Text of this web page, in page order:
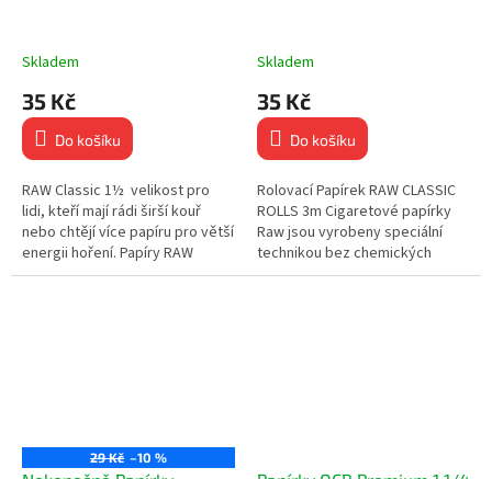
Skladem
35 Kč
Do košíku
RAW Classic 1½ velikost pro
lidi, kteří mají rádi širší kouř
nebo chtějí více papíru pro větší
energii hoření. Papíry RAW
Classic 1½ jsou vyrobeny z
Skladem
35 Kč
Do košíku
Rolovací Papírek RAW CLASSIC
ROLLS 3m Cigaretové papírky
Raw jsou vyrobeny speciální
technikou bez chemických
bělidel, nejsou chlorovány. Mají
29 Kč –10 %